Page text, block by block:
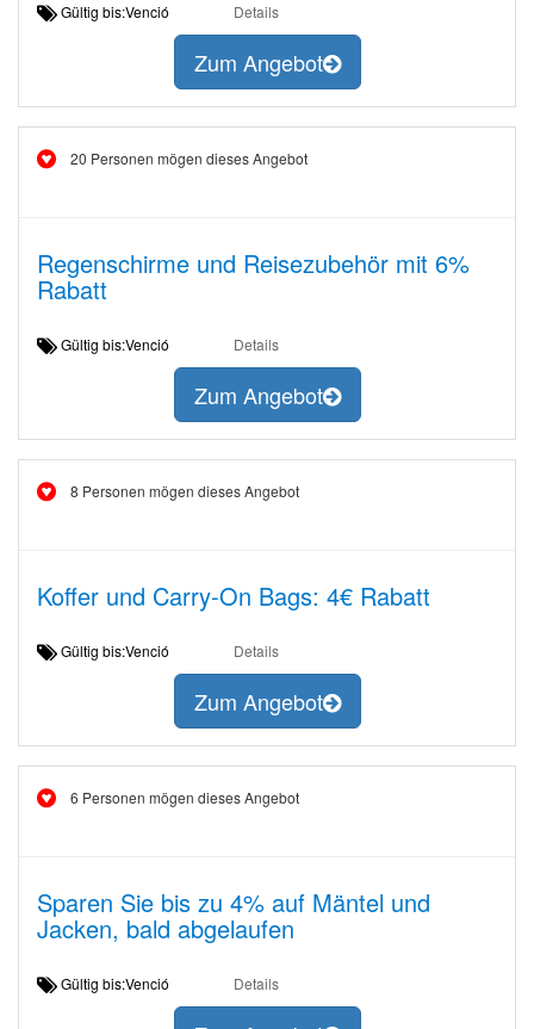
Gültig bis:Venció Details
Zum Angebot
20 Personen mögen dieses Angebot
Regenschirme und Reisezubehör mit 6%
Rabatt
Gültig bis:Venció Details
Zum Angebot
8 Personen mögen dieses Angebot
Koffer und Carry-On Bags: 4€ Rabatt
Gültig bis:Venció Details
Zum Angebot
6 Personen mögen dieses Angebot
Sparen Sie bis zu 4% auf Mäntel und
Jacken, bald abgelaufen
Gültig bis:Venció Details